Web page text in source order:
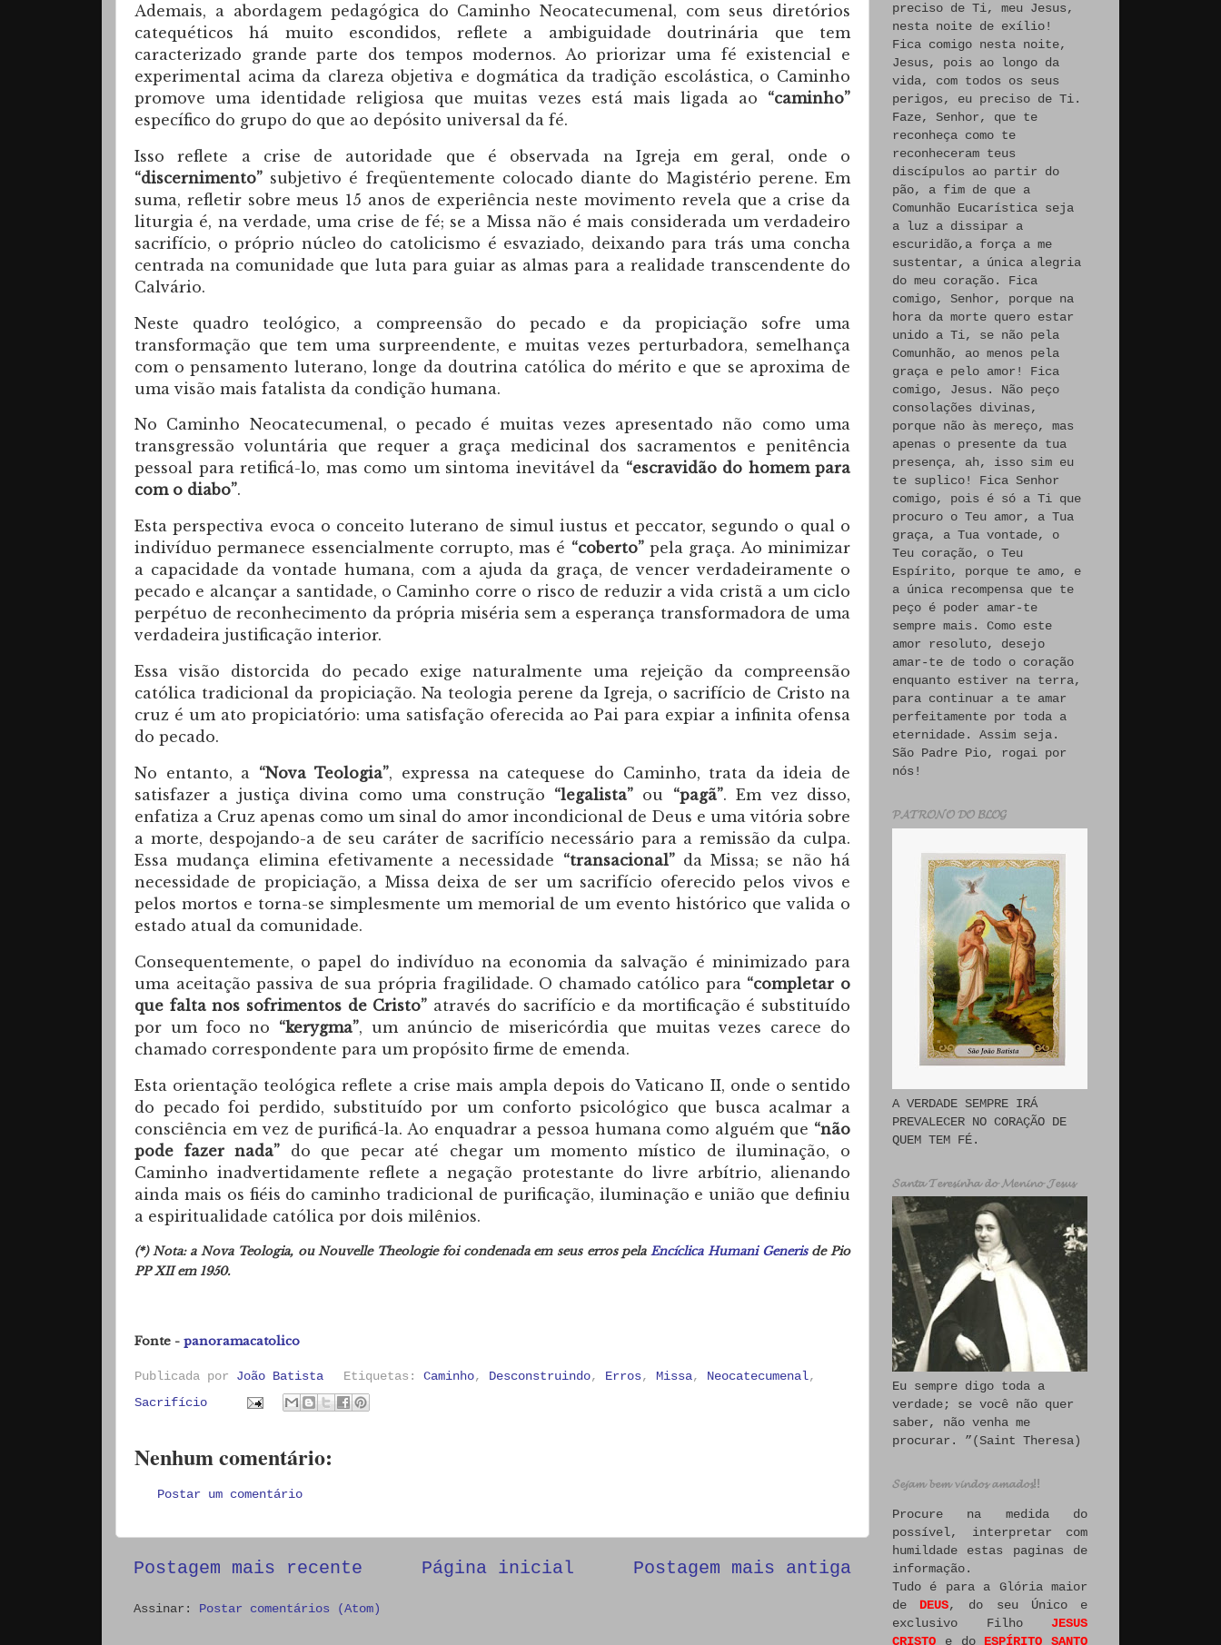
Ademais, a abordagem pedagógica do Caminho Neocatecumenal, com seus diretórios
catequéticos há muito escondidos, reflete a ambiguidade doutrinária que tem
caracterizado grande parte dos tempos modernos. Ao priorizar uma fé existencial e
experimental acima da clareza objetiva e dogmática da tradição escolástica, o Caminho
promove uma identidade religiosa que muitas vezes está mais ligada ao “caminho”
específico do grupo do que ao depósito universal da fé.
Isso reflete a crise de autoridade que é observada na Igreja em geral, onde o
“discernimento” subjetivo é freqüentemente colocado diante do Magistério perene. Em
suma, refletir sobre meus 15 anos de experiência neste movimento revela que a crise da
liturgia é, na verdade, uma crise de fé; se a Missa não é mais considerada um verdadeiro
sacrifício, o próprio núcleo do catolicismo é esvaziado, deixando para trás uma concha
centrada na comunidade que luta para guiar as almas para a realidade transcendente do
Calvário.
Neste quadro teológico, a compreensão do pecado e da propiciação sofre uma
transformação que tem uma surpreendente, e muitas vezes perturbadora, semelhança
com o pensamento luterano, longe da doutrina católica do mérito e que se aproxima de
uma visão mais fatalista da condição humana.
No Caminho Neocatecumenal, o pecado é muitas vezes apresentado não como uma
transgressão voluntária que requer a graça medicinal dos sacramentos e penitência
pessoal para retificá-lo, mas como um sintoma inevitável da “escravidão do homem para
com o diabo”.
Esta perspectiva evoca o conceito luterano de simul iustus et peccator, segundo o qual o
indivíduo permanece essencialmente corrupto, mas é “coberto”pela graça. Ao minimizar
a capacidade da vontade humana, com a ajuda da graça, de vencer verdadeiramente o
pecado e alcançar a santidade, o Caminho corre o risco de reduzir a vida cristã a um ciclo
perpétuo de reconhecimento da própria miséria sem a esperança transformadora de uma
verdadeira justificação interior.
Essa visão distorcida do pecado exige naturalmente uma rejeição da compreensão
católica tradicional da propiciação. Na teologia perene da Igreja, o sacrifício de Cristo na
cruz é um ato propiciatório: uma satisfação oferecida ao Pai para expiar a infinita ofensa
do pecado.
No entanto, a “Nova Teologia”, expressa na catequese do Caminho, trata da ideia de
satisfazer a justiça divina como uma construção “legalista”ou “pagã”. Em vez disso,
enfatiza a Cruz apenas como um sinal do amor incondicional de Deus e uma vitória sobre
a morte, despojando-a de seu caráter de sacrifício necessário para a remissão da culpa.
Essa mudança elimina efetivamente a necessidade “transacional”da Missa; se não há
necessidade de propiciação, a Missa deixa de ser um sacrifício oferecido pelos vivos e
pelos mortos e torna-se simplesmente um memorial de um evento histórico que valida o
estado atual da comunidade.
Consequentemente, o papel do indivíduo na economia da salvação é minimizado para
uma aceitação passiva de sua própria fragilidade. O chamado católico para “completar o
que falta nos sofrimentos de Cristo” através do sacrifício e da mortificação é substituído
por um foco no “kerygma”, um anúncio de misericórdia que muitas vezes carece do
chamado correspondente para um propósito firme de emenda.
Esta orientação teológica reflete a crise mais ampla depois do Vaticano II, onde o sentido
do pecado foi perdido, substituído por um conforto psicológico que busca acalmar a
consciência em vez de purificá-la. Ao enquadrar a pessoa humana como alguém que “não
pode fazer nada” do que pecar até chegar um momento místico de iluminação, o
Caminho inadvertidamente reflete a negação protestante do livre arbítrio, alienando
ainda mais os fiéis do caminho tradicional de purificação, iluminação e união que definiu
a espiritualidade católica por dois milênios.
(*) Nota: a Nova Teologia, ou Nouvelle Theologie foi condenada em seus erros pela Encíclica Humani Generis de Pio
PP XII em 1950.
Fonte - panoramacatolico
Publicada por João Batista Etiquetas:Caminho, Desconstruindo, Erros,Missa, Neocatecumenal,
Sacrifício
Nenhum comentário:
Postar um comentário
Postagem mais recente Postagem mais antiga
Página inicial
Assinar: Postar comentários (Atom)
preciso de Ti, meu Jesus,
nesta noite de exílio!
Fica comigo nesta noite,
Jesus, pois ao longo da
vida, com todos os seus
perigos, eu preciso de Ti.
Faze, Senhor, que te
reconheça como te
reconheceram teus
discípulos ao partir do
pão, a fim de que a
Comunhão Eucarística seja
a luz a dissipar a
escuridão,a força a me
sustentar, a única alegria
do meu coração. Fica
comigo, Senhor, porque na
hora da morte quero estar
unido a Ti, se não pela
Comunhão, ao menos pela
graça e pelo amor! Fica
comigo, Jesus. Não peço
consolações divinas,
porque não às mereço, mas
apenas o presente da tua
presença, ah, isso sim eu
te suplico! Fica Senhor
comigo, pois é só a Ti que
procuro o Teu amor, a Tua
graça, a Tua vontade, o
Teu coração, o Teu
Espírito, porque te amo, e
a única recompensa que te
peço é poder amar-te
sempre mais. Como este
amor resoluto, desejo
amar-te de todo o coração
enquanto estiver na terra,
para continuar a te amar
perfeitamente por toda a
eternidade. Assim seja.
São Padre Pio, rogai por
nós!
𝓟𝓐𝓣𝓡𝓞𝓝𝓞 𝓓𝓞 𝓑𝓛𝓞𝓖
A VERDADE SEMPRE IRÁ
PREVALECER NO CORAÇÃO DE
QUEM TEM FÉ.
𝓢𝓪𝓷𝓽𝓪 𝓣𝓮𝓻𝓮𝓼𝓲𝓷𝓱𝓪 𝓭𝓸 𝓜𝓮𝓷𝓲𝓷𝓸 𝓙𝓮𝓼𝓾𝓼
Eu sempre digo toda a
verdade; se você não quer
saber, não venha me
procurar. ”(Saint Theresa)
𝓢𝓮𝓳𝓪𝓶 𝓫𝓮𝓶 𝓿𝓲𝓷𝓭𝓸𝓼 𝓪𝓶𝓪𝓭𝓸𝓼!!
Procure na medida do
possível, interpretar com
humildade estas paginas de
informação.
Tudo é para a Glória maior
de DEUS, do seu Único e
exclusivo Filho JESUS
CRISTO e do ESPÍRITO SANTO